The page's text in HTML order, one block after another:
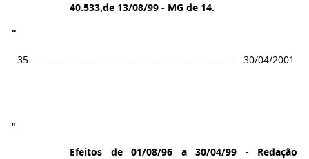
40.533,de 13/08/99 - MG de 14.
"
35........................................................................... 30/04/2001
"
Efeitos de 01/08/96 a 30/04/99 - Redação